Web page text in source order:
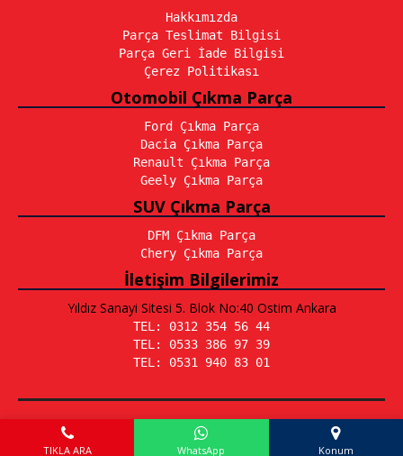
Hakkımızda
Parça Teslimat Bilgisi
Parça Geri İade Bilgisi
Çerez Politikası
Otomobil Çıkma Parça
Ford Çıkma Parça
Dacia Çıkma Parça
Renault Çıkma Parça
Geely Çıkma Parça
SUV Çıkma Parça
DFM Çıkma Parça
Chery Çıkma Parça
İletişim Bilgilerimiz
Yıldız Sanayi Sitesi 5. Blok No:40 Ostim Ankara
TEL: 0312 354 56 44
TEL: 0533 386 97 39
TEL: 0531 940 83 01
Emir Otomotiv © 2026 - Tüm Hakları Saklıdır.
Yaşarlar Bilişim
TIKLA ARA WhatsApp Konum